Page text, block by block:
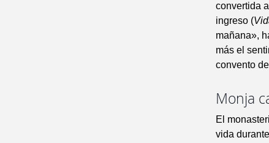
convertida
ingreso (
mañana»,
más el
convento
Monja
El
vida